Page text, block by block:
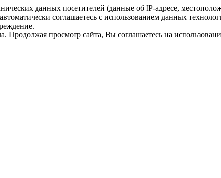
данных посетителей (данные об IP-адресе,
соглашаетесь с использованием данных
Продолжая просмотр сайта, Вы соглашаетесь на